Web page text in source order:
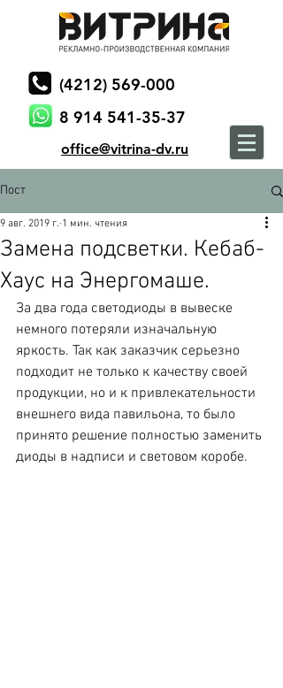
(4212) 569-000
8 914 541-35-37
office@vitrina-dv.ru
Пост
Замена подсветки. Кебаб-
Хаус на Энергомаше.
9 авг. 2019 г. 1 мин. чтения
За два года светодиоды в вывеске
немного потеряли изначальную
яркость. Так как заказчик серьезно
подходит не только к качеству своей
продукции, но и к привлекательности
внешнего вида павильона, то было
принято решение полностью заменить
диоды в надписи и световом коробе.